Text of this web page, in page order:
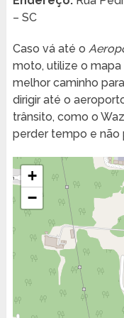
– SC
Caso vá até o
moto, utilize o mapa
melhor caminho
dirigir até o
trânsito, como o
perder tempo e não
+
−